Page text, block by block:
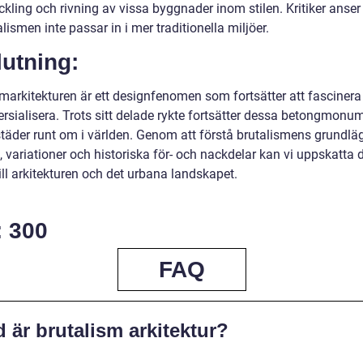
och rivning av vissa byggnader inom stilen. Kritiker
inte passar in i mer traditionella miljöer.
är ett designfenomen som fortsätter att
Trots sitt delade rykte fortsätter dessa
runt om i världen. Genom att förstå brutalismens
variationer och historiska för- och nackdelar kan vi uppskatta
arkitekturen och det urbana landskapet.
300
FAQ
är brutalism arkitektur?